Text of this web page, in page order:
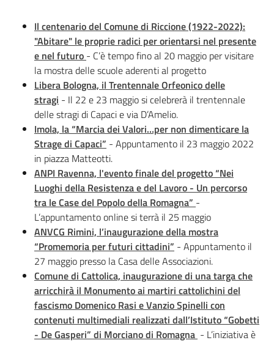
Assemblea
legislativa
Assemblea
Attività
Argomenti
Per i media
Per i cittadini
Il centenario del Comune di Riccione (1922-2022):
"Abitare" le proprie radici per orientarsi nel presente
e nel futuro - C’è tempo fino al 20 maggio per visitare
la mostra delle scuole aderenti al progetto
Libera Bologna, il Trentennale Orfeonico delle
stragi - Il 22 e 23 maggio si celebrerà il trentennale
delle stragi di Capaci e via D’Amelio.
Imola, la “Marcia dei Valori…per non dimenticare la
Strage di Capaci” - Appuntamento il 23 maggio 2022
in piazza Matteotti.
ANPI Ravenna, l'evento finale del progetto “Nei
Luoghi della Resistenza e del Lavoro - Un percorso
tra le Case del Popolo della Romagna” -
L’appuntamento online si terrà il 25 maggio
ANVCG Rimini, l’inaugurazione della mostra
“Promemoria per futuri cittadini” - Appuntamento il
27 maggio presso la Casa delle Associazioni.
Comune di Cattolica, inaugurazione di una targa che
arricchirà il Monumento ai martiri cattolichini del
fascismo Domenico Rasi e Vanzio Spinelli con
contenuti multimediali realizzati dall’Istituto “Gobetti
- De Gasperi” di Morciano di Romagna - L’iniziativa è